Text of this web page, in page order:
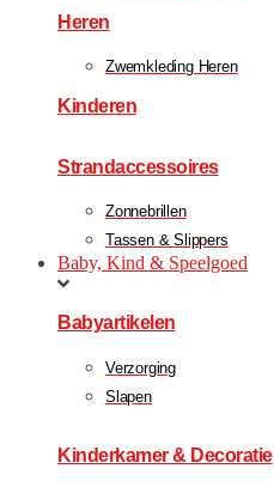
Heren
Zwemkleding Heren
Kinderen
Strandaccessoires
Zonnebrillen
Tassen & Slippers
Baby, Kind & Speelgoed
Babyartikelen
Verzorging
Slapen
Kinderkamer & Decoratie